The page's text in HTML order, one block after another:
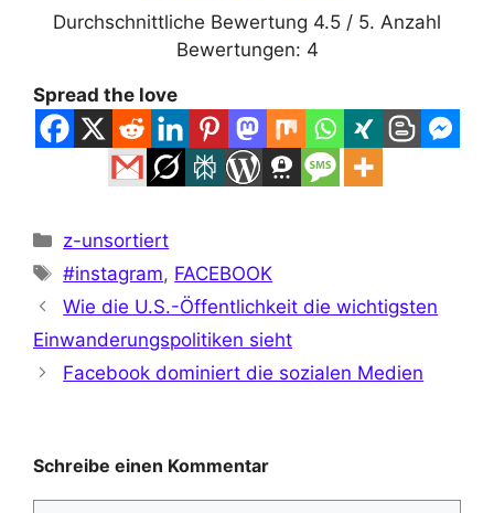
Durchschnittliche Bewertung 4.5 / 5. Anzahl
Bewertungen: 4
Spread the love
Kategorien
z-unsortiert
Schlagwörter
#instagram, FACEBOOK
Wie die U.S.-Öffentlichkeit die wichtigsten
Einwanderungspolitiken sieht
Facebook dominiert die sozialen Medien
Schreibe einen Kommentar